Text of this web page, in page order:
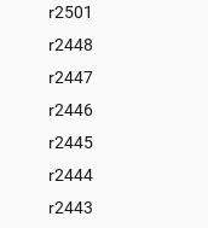
r2501
r2448
r2447
r2446
r2445
r2444
r2443